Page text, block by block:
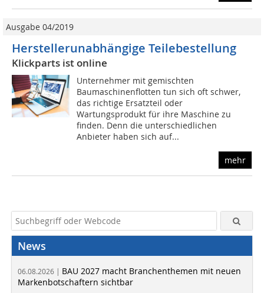
Ausgabe 04/2019
Herstellerunabhängige Teilebestellung
Klickparts ist online
Unternehmer mit gemischten
Baumaschinenflotten tun sich oft schwer,
das richtige Ersatzteil oder
Wartungsprodukt für ihre Maschine zu
finden. Denn die unterschiedlichen
Anbieter haben sich auf...
mehr
News
06.08.2026 | BAU 2027 macht Branchenthemen mit neuen
Markenbotschaftern sichtbar